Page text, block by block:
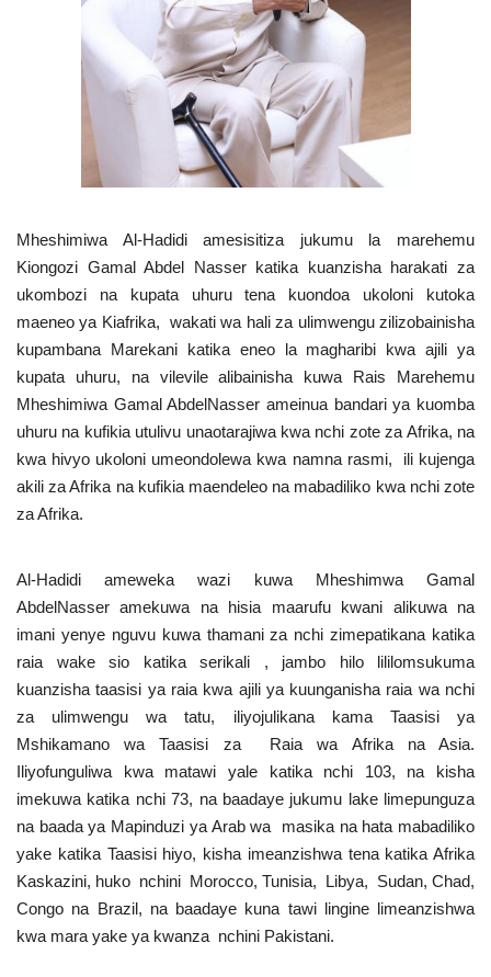
Mheshimiwa Al-Hadidi amesisitiza jukumu la marehemu
Kiongozi Gamal Abdel Nasser katika kuanzisha harakati za
ukombozi na kupata uhuru tena kuondoa ukoloni kutoka
maeneo ya Kiafrika, wakati wa hali za ulimwengu zilizobainisha
kupambana Marekani katika eneo la magharibi kwa ajili ya
kupata uhuru, na vilevile alibainisha kuwa Rais Marehemu
Mheshimiwa Gamal AbdelNasser ameinua bandari ya kuomba
uhuru na kufikia utulivu unaotarajiwa kwa nchi zote za Afrika, na
kwa hivyo ukoloni umeondolewa kwa namna rasmi, ili kujenga
akili za Afrika na kufikia maendeleo na mabadiliko kwa nchi zote
za Afrika.
Al-Hadidi ameweka wazi kuwa Mheshimwa Gamal
AbdelNasser amekuwa na hisia maarufu kwani alikuwa na
imani yenye nguvu kuwa thamani za nchi zimepatikana katika
raia wake sio katika serikali , jambo hilo lililomsukuma
kuanzisha taasisi ya raia kwa ajili ya kuunganisha raia wa nchi
za ulimwengu wa tatu, iliyojulikana kama Taasisi ya
Mshikamano wa Taasisi za Raia wa Afrika na Asia.
Iliyofunguliwa kwa matawi yale katika nchi 103, na kisha
imekuwa katika nchi 73, na baadaye jukumu lake limepunguza
na baada ya Mapinduzi ya Arab wa masika na hata mabadiliko
yake katika Taasisi hiyo, kisha imeanzishwa tena katika Afrika
Kaskazini, huko nchini Morocco, Tunisia, Libya, Sudan, Chad,
Congo na Brazil, na baadaye kuna tawi lingine limeanzishwa
kwa mara yake ya kwanza nchini Pakistani.